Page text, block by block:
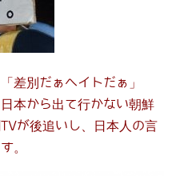
差別だぁヘイトだぁ」
本から出て行かない朝鮮
が後追いし、日本人の言
。